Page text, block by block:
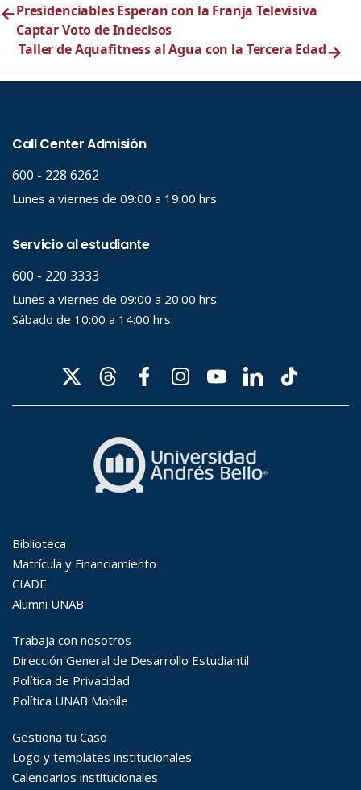
←Presidenciables Esperan con la Franja Televisiva
Captar Voto de Indecisos
Taller de Aquafitness al Agua con la Tercera Edad→